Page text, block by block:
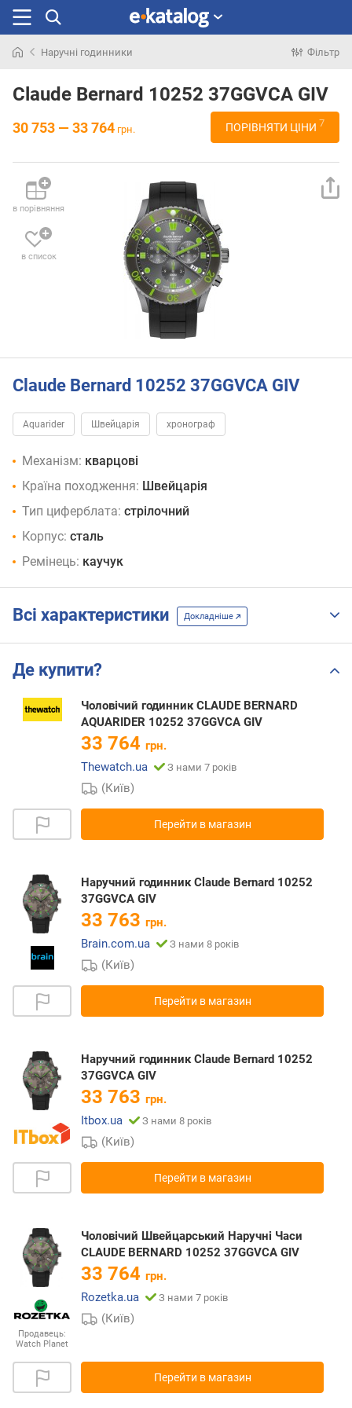
раніше
Наручні годинники Фільтр
Claude Bernard 10252 37GGVCA GIV
30 753 — 33 764 грн. ПОРІВНЯТИ ЦІНИ 7
в порівняння
в список
Claude Bernard 10252 37GGVCA GIV
Aquarider Швейцарія хронограф
Механізм: кварцові
Країна походження: Швейцарія
Тип циферблата: стрілочний
Корпус: сталь
Ремінець: каучук
Всі характеристики Докладніше
Де купити?
Чоловічий годинник CLAUDE BERNARD
AQUARIDER 10252 37GGVCA GIV
33 764 грн.
Thewatch.ua
З нами 7 років
(Київ)
Перейти в магазин
Наручний годинник Claude Bernard 10252
37GGVCA GIV
33 763 грн.
Brain.com.ua
З нами 8 років
(Київ)
Перейти в магазин
Наручний годинник Claude Bernard 10252
37GGVCA GIV
33 763 грн.
Itbox.ua
З нами 8 років
(Київ)
Перейти в магазин
Продавець:
Watch Planet
Чоловічий Швейцарський Наручні Часи
CLAUDE BERNARD 10252 37GGVCA GIV
33 764 грн.
Rozetka.ua
З нами 7 років
(Київ)
Перейти в магазин